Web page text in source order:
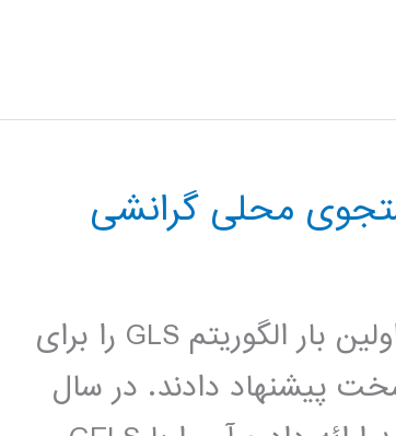
محلی گرانشی
مقدمه : در سال 1995 وادریس و تسانگ برای اولین بار الگوریتم GLS را برای
دادند. در سال